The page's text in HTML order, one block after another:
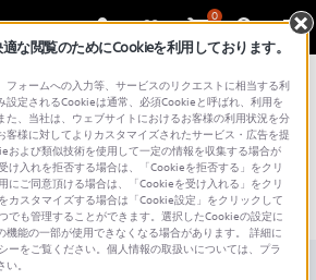
0
お問い合わせ NTTドコモ
取扱説明書 Q&A
な閲覧のためにCookieを利用しております。
フォームへの入力等、サービスのリクエストに相当する利
設定されるCookieは通常、必須Cookieと呼ばれ、利用を
た、当社は、ウェブサイトにおけるお客様の利用状況を分
客様に対してよりカスタマイズされたサービス・広告を提
および類似技術を使用して一定の情報を収集する場合が
け入れを拒否する場合は、「Cookieを拒否する」をクリ
にご同意頂ける場合は、「Cookieを受け入れる」をクリ
カスタマイズする場合は「Cookie設定」をクリックして
でも管理することができます。選択したCookieの設定に
機能の一部が使用できなくなる場合があります。 詳細に
ーをご覧ください。個人情報の取扱いについては、プラ
。